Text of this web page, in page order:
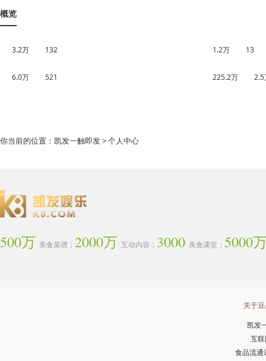
概览
3.2万 132 1.2万 13
6.0万 521 225.2万 2.5
你当前的位置： 凯发一触即发> 个人中心
500万 美食菜谱； 2000万 互动内容； 3000 美食课堂； 5000
关于
凯发
互
食品流